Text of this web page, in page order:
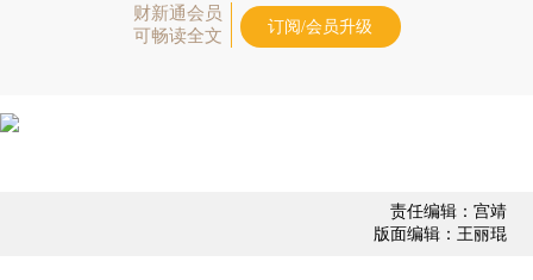
财新通会员
可畅读全文
订阅/会员升级
责任编辑：宫靖
版面编辑：王丽琨